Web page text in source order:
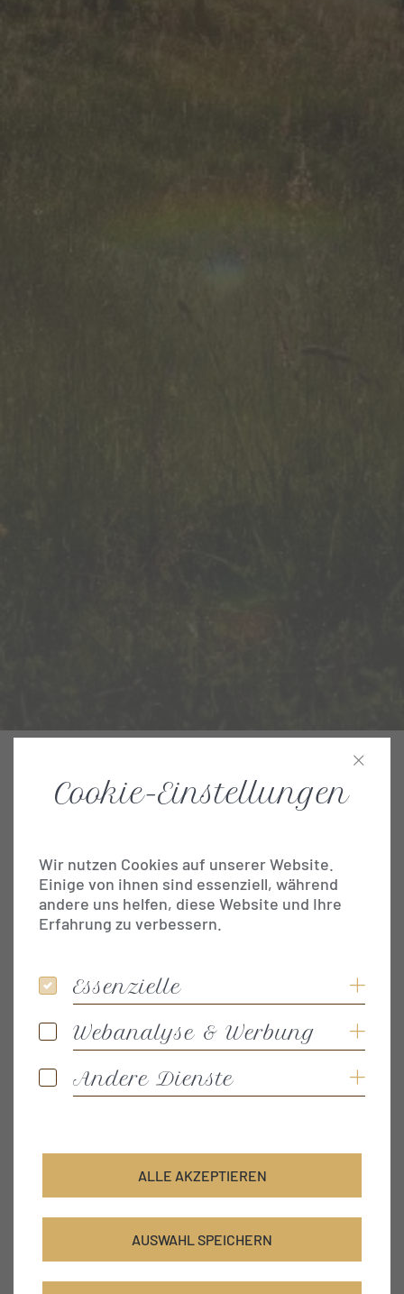
Einleitung
Idylle in den Alpen
Inhalt
Die Menschen wurden über Jahrhunderte lang von
dem Leben mit der Natur beeinflusst. Daher
Cookie-Einstellungen
Wir nutzen Cookies auf unserer Website.
Einige von ihnen sind essenziell, während
andere uns helfen, diese Website und Ihre
Erfahrung zu verbessern.
Essenzielle
Essenzielle
Webanalyse & Werbung
Webanalyse & Werbung
Andere Dienste
Andere Dienste
ALLE AKZEPTIEREN
AUSWAHL SPEICHERN